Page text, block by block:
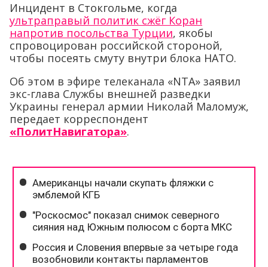
Инцидент в Стокгольме, когда
ультраправый политик сжёг Коран
напротив посольства Турции, якобы
спровоцирован российской стороной,
чтобы посеять смуту внутри блока НАТО.
Об этом в эфире телеканала «NTA» заявил
экс-глава Службы внешней разведки
Украины генерал армии Николай Маломуж,
передает корреспондент
«ПолитНавигатора».